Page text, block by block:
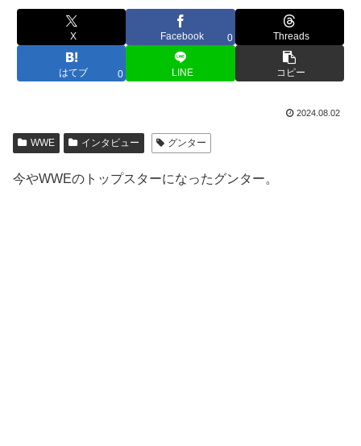
X Facebook 0 Threads
はてブ 0 LINE コピー
2024.08.02
WWE インタビュー グンター
今やWWEのトップスターになったグンター。